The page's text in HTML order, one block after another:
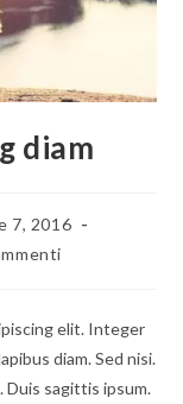
diam
7, 2016
elit. Integer
diam. Sed nisi.
Duis sagittis ipsum.